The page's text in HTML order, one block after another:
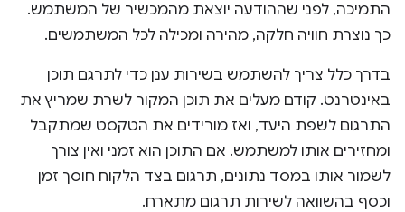
התמיכה, לפני שההודעה יוצאת מהמכשיר של המשתמש.
כך נוצרת חוויה חלקה, מהירה ומכילה לכל המשתמשים.
בדרך כלל צריך להשתמש בשירות ענן כדי לתרגם תוכן
באינטרנט. קודם מעלים את תוכן המקור לשרת שמריץ את
התרגום לשפת היעד, ואז מורידים את הטקסט שמתקבל
ומחזירים אותו למשתמש. אם התוכן הוא זמני ואין צורך
לשמור אותו במסד נתונים, תרגום בצד הלקוח חוסך זמן
וכסף בהשוואה לשירות תרגום מתארח.